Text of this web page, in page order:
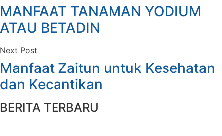
MANFAAT TANAMAN YODIUM
ATAU BETADIN
Next Post
Manfaat Zaitun untuk Kesehatan
dan Kecantikan
BERITA TERBARU